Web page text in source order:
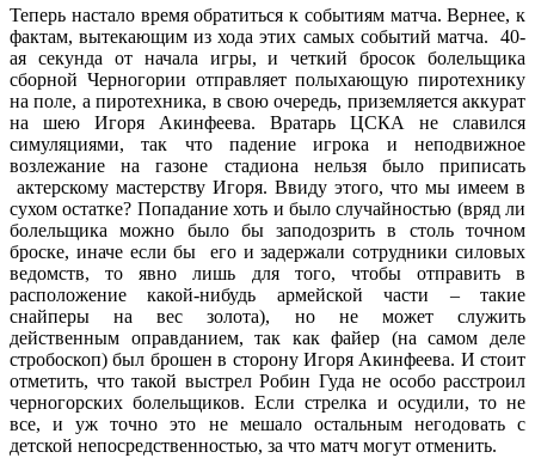
Теперь настало время обратиться к событиям матча. Вернее, к
фактам, вытекающим из хода этих самых событий матча. 40-
ая секунда от начала игры, и четкий бросок болельщика
сборной Черногории отправляет полыхающую пиротехнику
на поле, а пиротехника, в свою очередь, приземляется аккурат
на шею Игоря Акинфеева. Вратарь ЦСКА не славился
симуляциями, так что падение игрока и неподвижное
возлежание на газоне стадиона нельзя было приписать
актерскому мастерству Игоря. Ввиду этого, что мы имеем в
сухом остатке? Попадание хоть и было случайностью (вряд ли
болельщика можно было бы заподозрить в столь точном
броске, иначе если бы его и задержали сотрудники силовых
ведомств, то явно лишь для того, чтобы отправить в
расположение какой-нибудь армейской части – такие
снайперы на вес золота), но не может служить
действенным оправданием, так как файер (на самом деле
стробоскоп) был брошен в сторону Игоря Акинфеева. И стоит
отметить, что такой выстрел Робин Гуда не особо расстроил
черногорских болельщиков. Если стрелка и осудили, то не
все, и уж точно это не мешало остальным негодовать с
детской непосредственностью, за что матч могут отменить.